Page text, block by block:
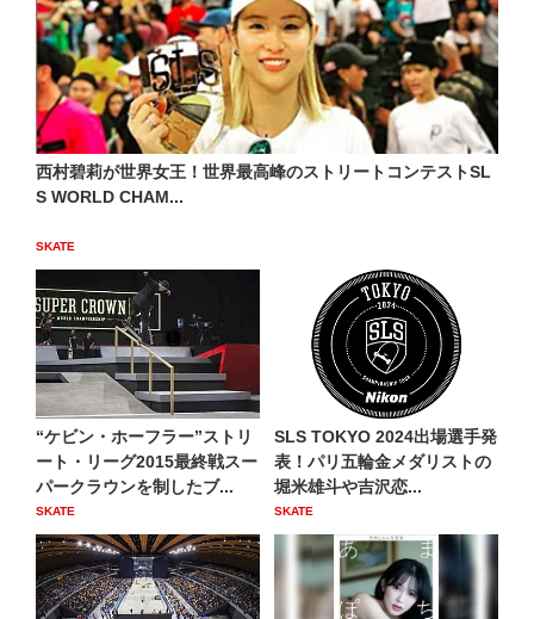
西村碧莉が世界女王！世界最高峰のストリートコンテストSL
S WORLD CHAM...
SKATE
“ケビン・ホーフラー”ストリ
ート・リーグ2015最終戦スー
パークラウンを制したブ...
SKATE
SLS TOKYO 2024出場選手発
表！パリ五輪金メダリストの
堀米雄斗や吉沢恋...
SKATE